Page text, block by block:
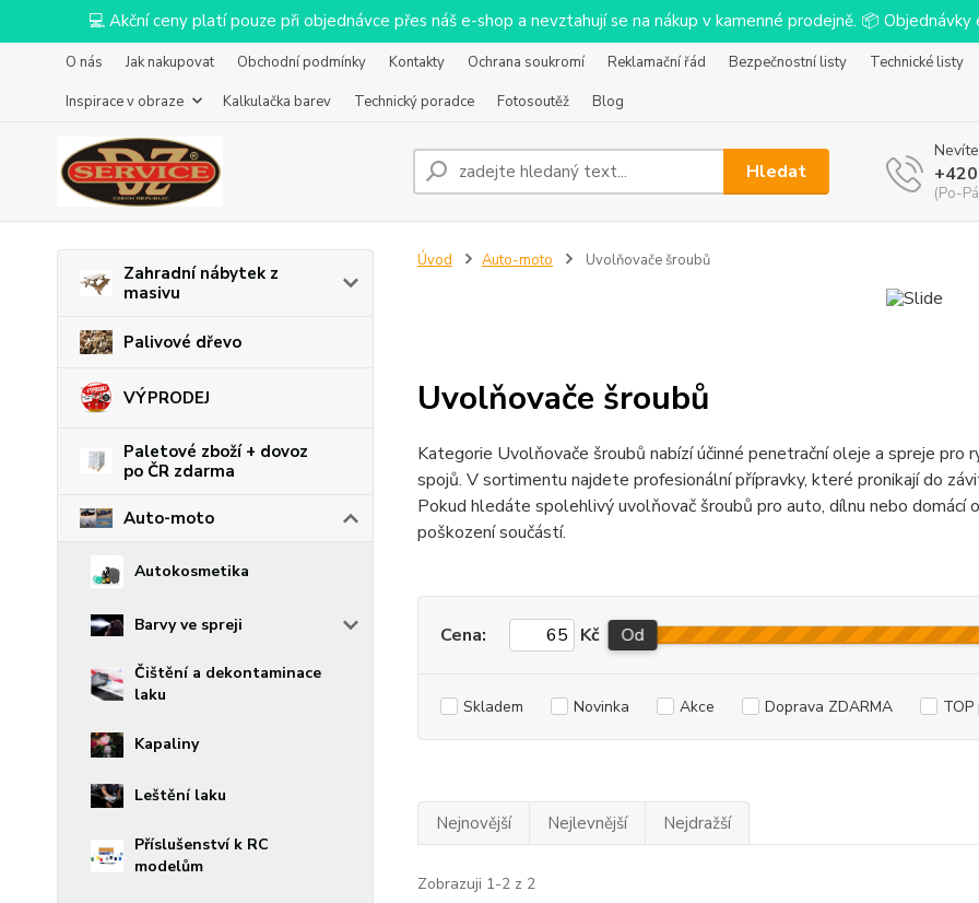
💻 Akční ceny platí pouze při objednávce přes náš e-shop a nevztahují se na nákup v kamenné prodejně. 📦
O nás Jak nakupovat Obchodní podmínky Kontakty Ochrana soukromí Reklamační řád Bezpečnostní listy Technické listy
Inspirace v obraze
Kalkulačka barev Technický poradce Fotosoutěž Blog
Hledat
(Po-
Zahradní nábytek z
masivu
Palivové dřevo
VÝPRODEJ
Paletové zboží + dovoz
po ČR zdarma
Auto-moto
Autokosmetika
Barvy ve spreji
Čištění a dekontaminace
laku
Kapaliny
Leštění laku
Příslušenství k RC
modelům
Úvod Auto-moto Uvolňovače šroubů
Uvolňovače šroubů
Kategorie Uvolňovače šroubů nabízí účinné penetrační oleje a spreje pro
spojů. V sortimentu najdete profesionální přípravky, které pronikají do
Pokud hledáte spolehlivý uvolňovač šroubů pro auto, dílnu nebo domácí
poškození součástí.
Cena: Kč Od
Skladem Novinka Akce Doprava ZDARMA
Nejnovější Nejlevnější Nejdražší
Zobrazuji 1-2 z 2